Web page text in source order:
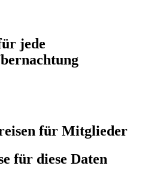
jede
für Mitglieder
für diese Daten